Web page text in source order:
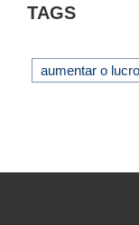
TAGS
aumentar o lucro